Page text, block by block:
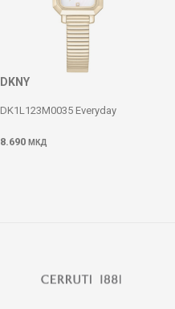
DKNY
DK1L123M0035 Everyday
8.690 МКД